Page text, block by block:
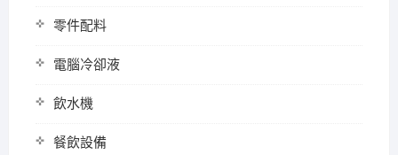
零件配料
電腦冷卻液
飲水機
餐飲設備